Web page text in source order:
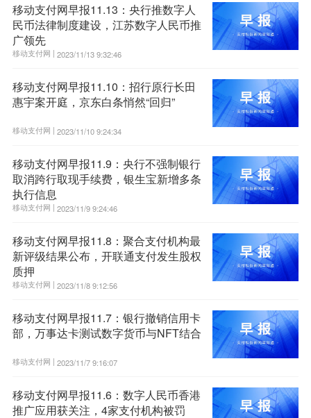
移动支付网早报11.13：央行推数字人
民币法律制度建设，江苏数字人民币推
广领先
移动支付网 | 2023/11/13 9:32:46
移动支付网早报11.10：招行原行长田
惠宇案开庭，京东白条悄然“回归”
移动支付网 | 2023/11/10 9:24:34
移动支付网早报11.9：央行不强制银行
取消跨行取现手续费，银生宝新增多条
执行信息
移动支付网 | 2023/11/9 9:24:46
移动支付网早报11.8：聚合支付机构最
新评级结果公布，开联通支付发生股权
质押
移动支付网 | 2023/11/8 9:12:56
移动支付网早报11.7：银行撤销信用卡
部，万事达卡测试数字货币与NFT结合
移动支付网 | 2023/11/7 9:16:07
移动支付网早报11.6：数字人民币香港
推广应用获关注，4家支付机构被罚